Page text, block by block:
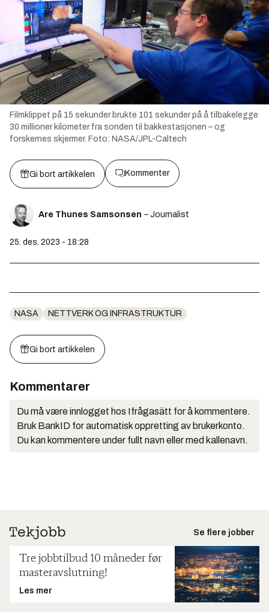
Filmklippet på 15 sekunder brukte 101 sekunder på å tilbakelegge
30 millioner kilometer fra sonden til bakkestasjonen – og
forskernes skjermer. Foto: NASA/JPL-Caltech
Gi bort artikkelen Kommenter
Are Thunes Samsonsen – Journalist
25. des. 2023 - 18:28
NASA NETTVERK OG INFRASTRUKTUR
Gi bort artikkelen
Kommentarer
Du må være innlogget hos Ifrågasätt for å kommentere.
Bruk BankID for automatisk oppretting av brukerkonto.
Du kan kommentere under fullt navn eller med kallenavn.
Se flere jobber
Tre jobbtilbud 10 måneder før
masteravslutning!
Les mer